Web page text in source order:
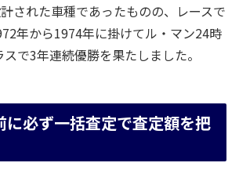
された車種であったものの、レースで
年から1974年に掛けてル・マン24時
で3年連続優勝を果たしました。
に必ず一括査定で査定額を把